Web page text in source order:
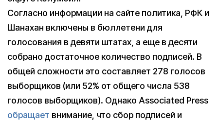
Согласно информации на сайте политика, РФК и
Шанахан включены в бюллетени для
голосования в девяти штатах, а еще в десяти
собрано достаточное количество подписей. В
общей сложности это составляет 278 голосов
выборщиков (или 52% от общего числа 538
голосов выборщиков). Однако Associated Press
обращает внимание, что сбор подписей и